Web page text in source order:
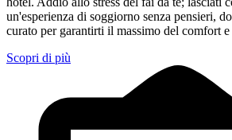
un'esperienza di soggiorno senza pensieri,
curato per garantirti il massimo del comfort
Scopri di più